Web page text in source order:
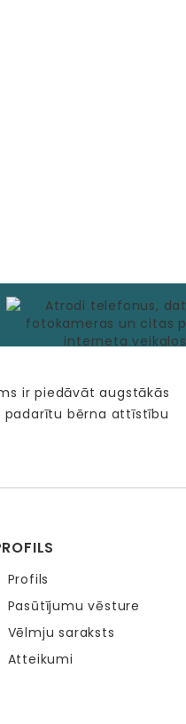
ir piedāvāt augstākās
padarītu bērna attīstību
Profils
Pasūtījumu vēsture
Vēlmju saraksts
Atteikumi